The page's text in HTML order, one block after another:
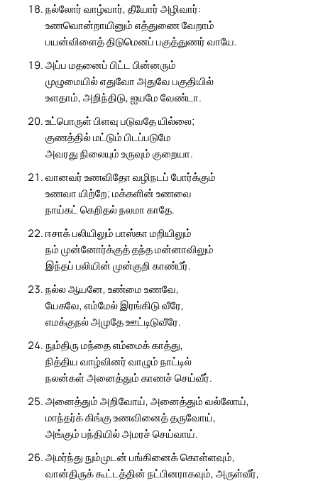
நல்லோர் வாழ்வார், தீயோர் அழிவார்:
உணவொன்றாயினும் எத்துணை வேறாம்
பயன்விளைத் திடுமெனப் பகுத்துணர் வாயே.
அப்ப மதனைப் பிட்ட பின்னரும்
முழுமையில் எதுவோ அதுவே பகுதியில்
உளதாம், அறிந்திடு, ஐயமே வேண்டா.
உட்பொருள் பிளவு படுவதே யில்லை;
குணத்தில் மட்டும் பிடப்படுமே
அவரது நிலையும் உருவும் குறையா.
வானவர் உணவிதோ வழிநடப் போர்க்கும்
உணவா யிற்றே; மக்களின் உணவை
நாய்கட் கெறிதல் நலமா காதே.
ஈசாக் பலியிலும் பாஸ்கா மறியிலும்
நம் முன்னோர்க்குத் தந்த மன்னாவிலும்
இந்தப் பலியின் முன்குறி காண்பீர்.
நல்ல ஆயனே, உண்மை உணவே,
யேசுவே, எம்மேல் இரங்கிடு வீரே,
எமக்குநல் அமுதே ஊட்டிடுவீரே.
நும்திரு மந்தை எம்மைக் காத்து,
நித்திய வாழ்வினர் வாழும் நாட்டில்
நலன்கள் அனைத்தும் காணச் செய்வீர்.
அனைத்தும் அறிவோய், அனைத்தும் வல்லோய்,
மாந்தர்க் கிங்கு உணவினைத் தருவோய்,
அங்கும் பந்தியில் அமரச் செய்வாய்.
அமர்ந்து நும்முடன் பங்கினைக் கொள்ளவும்,
வான்திருக் கூட்டத்தின் நட்பினராகவும், அருள்வீர்,